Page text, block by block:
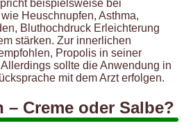
beispielsweise bei
Heuschnupfen, Asthma,
Bluthochdruck Erleichterung
stärken. Zur innerlichen
Propolis in seiner
sollte die Anwendung in
mit dem Arzt erfolgen.
Creme oder Salbe?